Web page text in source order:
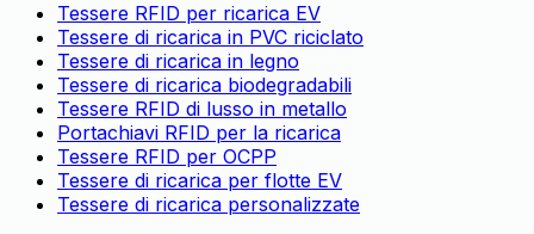
Tessere RFID per ricarica EV
Tessere di ricarica in PVC riciclato
Tessere di ricarica in legno
Tessere di ricarica biodegradabili
Tessere RFID di lusso in metallo
Portachiavi RFID per la ricarica
Tessere RFID per OCPP
Tessere di ricarica per flotte EV
Tessere di ricarica personalizzate